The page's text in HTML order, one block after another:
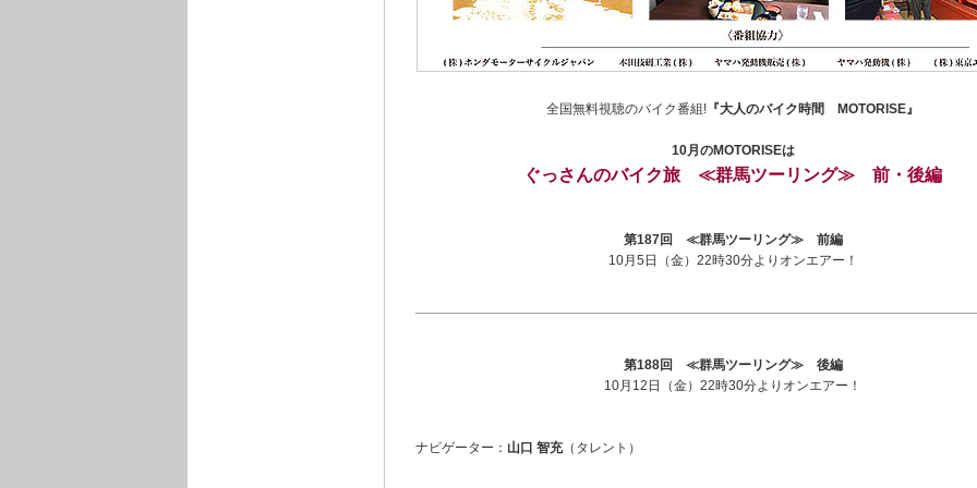
全国無料視聴のバイク番組! 『大人のバイク時間 MOTORISE』
10月のMOTORISEは
ぐっさんのバイク旅 ≪群馬ツーリング≫ 前・後編
第187回 ≪群馬ツーリング≫ 前編
10月5日（金）22時30分よりオンエアー！
第188回 ≪群馬ツーリング≫ 後編
10月12日（金）22時30分よりオンエアー！
ナビゲーター： 山口 智充（タレント）